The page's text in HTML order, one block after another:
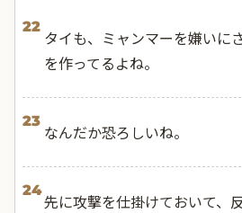
22
タイも、ミャンマーを嫌いに
を作ってるよね。
23
なんだか恐ろしいね。
24
先に攻撃を仕掛けておいて、